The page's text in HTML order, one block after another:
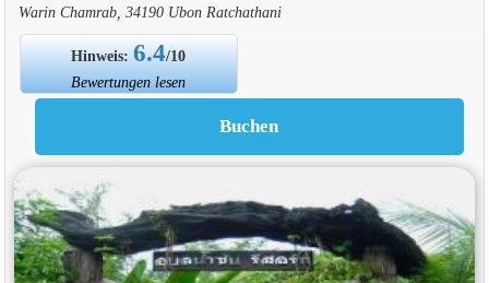
Warin Chamrab, 34190 Ubon Ratchathani
Hinweis:6.4/10
Bewertungen lesen